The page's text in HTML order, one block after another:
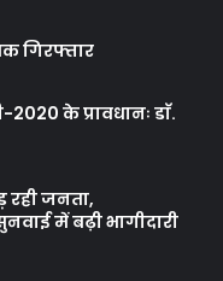
गिरफ्तार
के प्रावधानः डाॅ.
रही जनता,
में बढ़ी भागीदारी